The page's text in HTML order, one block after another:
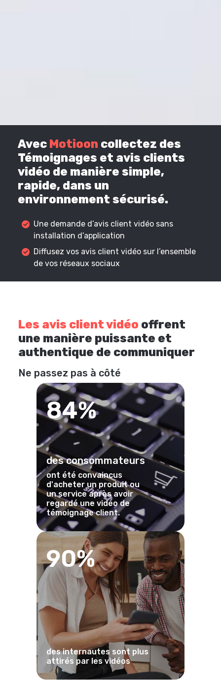
Avec Motioon collectez des
Témoignages et avis clients
vidéo de manière simple,
rapide, dans un
environnement sécurisé.
Une demande d’avis client vidéo sans
installation d’application
Diffusez vos avis client vidéo sur l’ensemble
de vos réseaux sociaux
Les avis client vidéo offrent
une manière puissante et
authentique de communiquer
Ne passez pas à côté
84%
des consommateurs
ont été convaincus
d'acheter un produit ou
un service après avoir
regardé une vidéo de
témoignage client.
90%
des internautes sont plus
attirés par les vidéos